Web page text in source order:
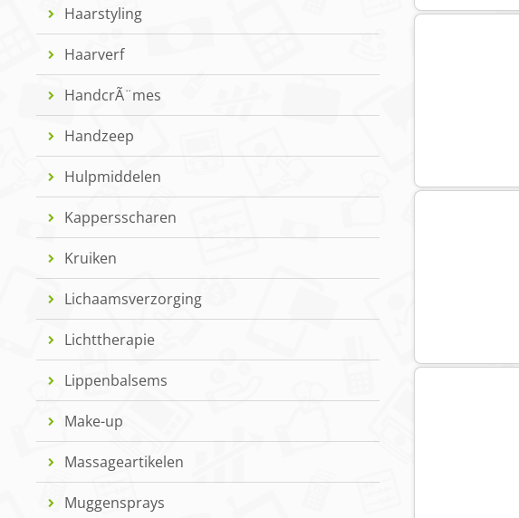
Haarstyling
Haarverf
HandcrÃ¨mes
Handzeep
Hulpmiddelen
Kappersscharen
Kruiken
Lichaamsverzorging
Lichttherapie
Lippenbalsems
Make-up
Massageartikelen
Muggensprays